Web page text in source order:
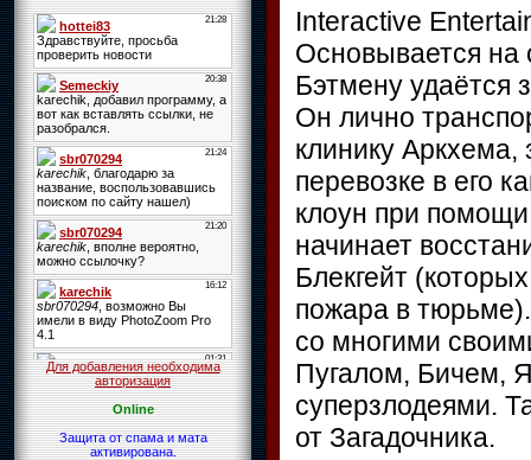
Для добавления необходима
авторизация
Online
Защита от спама и мата
активирована.
Interactive
Основывается на
Бэтмену удаётся
Он лично
клинику Аркхема,
перевозке в его
клоун при
начинает
Блекгейт
пожара в
со многими
Пугалом, Бичем,
суперзлодеями.
от Загадочника.